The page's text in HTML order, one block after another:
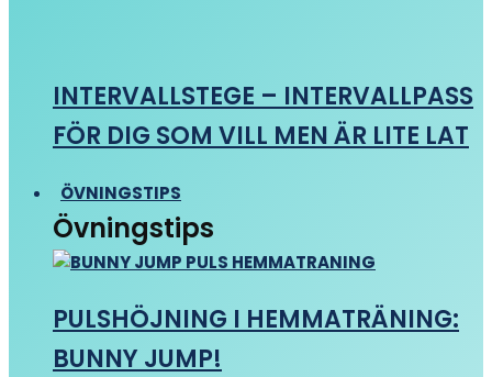
INTERVALLSTEGE – INTERVALLPASS
FÖR DIG SOM VILL MEN ÄR LITE LAT
ÖVNINGSTIPS
Övningstips
PULSHÖJNING I HEMMATRÄNING:
BUNNY JUMP!